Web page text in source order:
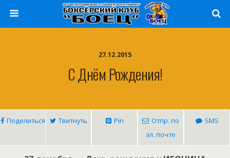
27.12.2015
С Днём Рождения!
Поделиться Твитнуть Pin
Отпр. по
эл. почте
SMS